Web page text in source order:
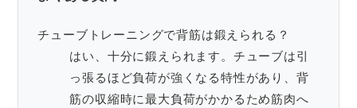
チューブトレーニングで背筋は鍛えられる？
はい、十分に鍛えられます。チューブは引
っ張るほど負荷が強くなる特性があり、背
筋の収縮時に最大負荷がかかるため筋肉へ